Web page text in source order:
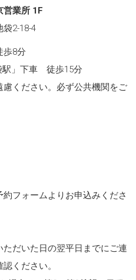
業所 1F
2-18-4
8分
駅」下車 徒歩15分
ください。必ず公共機関をご
フォームよりお申込みくださ
だいた日の翌平日までにご連
ください。